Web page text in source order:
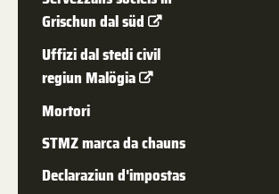
Grischun dal süd
Uffizi dal stedi civil
regiun Malögia
Mortori
STMZ marca da chauns
Declaraziun d'impostas